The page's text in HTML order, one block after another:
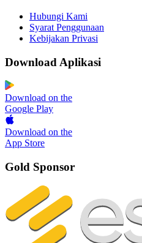
Hubungi Kami
Syarat Penggunaan
Kebijakan Privasi
Download Aplikasi
Download on the
Google Play
Download on the
App Store
Gold Sponsor